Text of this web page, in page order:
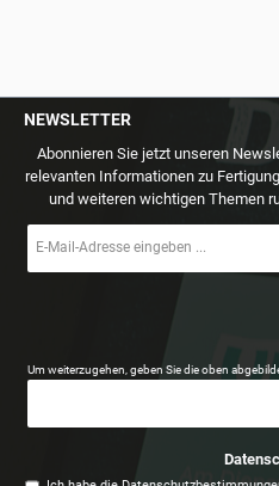
NEWSLETTER
Abonnieren Sie jetzt unseren
relevanten Informationen zu
und weiteren wichtigen Themen
Mail-
Um weiterzugehen, geben Sie die oben